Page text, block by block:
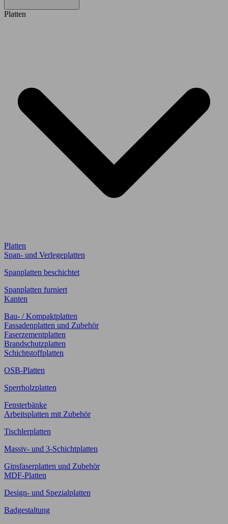
Platten
Platten
Span- und Verlegeplatten
Spanplatten beschichtet
Spanplatten furniert
Kanten
Bau- / Kompaktplatten
Fassadenplatten und Zubehör
Faserzementplatten
Brandschutzplatten
Schichtstoffplatten
OSB-Platten
Sperrholzplatten
Fensterbänke
Arbeitsplatten mit Zubehör
Tischlerplatten
Massiv- und 3-Schichtplatten
Gipsfaserplatten und Zubehör
MDF-Platten
Design- und Spezialplatten
Badgestaltung